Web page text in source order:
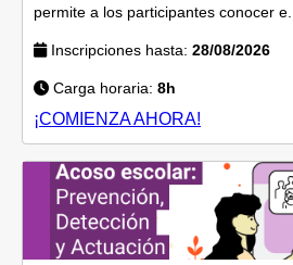
permite a los participantes conocer e...
Inscripciones hasta: 28/08/2026
Carga horaria: 8h
¡COMIENZA AHORA!